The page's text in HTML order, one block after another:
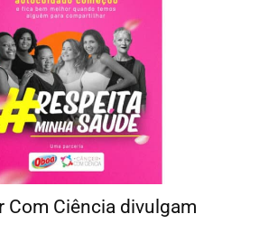
Com Ciência divulgam